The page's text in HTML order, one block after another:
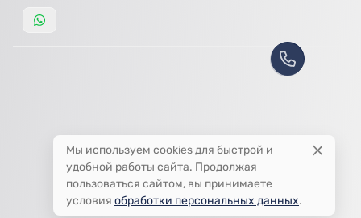
Мы используем cookies для быстрой и
удобной работы сайта. Продолжая
пользоваться сайтом, вы принимаете
условия обработки персональных данных.